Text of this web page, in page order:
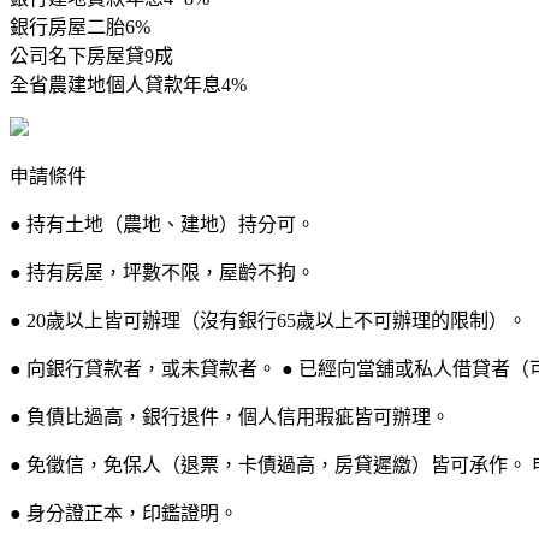
銀行房屋二胎6%
公司名下房屋貸9成
全省農建地個人貸款年息4%
申請條件
● 持有土地（農地、建地）持分可。
● 持有房屋，坪數不限，屋齡不拘。
● 20歲以上皆可辦理（沒有銀行65歲以上不可辦理的限制）。
● 向銀行貸款者，或未貸款者。 ● 已經向當舖或私人借貸者（
● 負債比過高，銀行退件，個人信用瑕疵皆可辦理。
● 免徵信，免保人（退票，卡債過高，房貸遲繳）皆可承作。
● 身分證正本，印鑑證明。